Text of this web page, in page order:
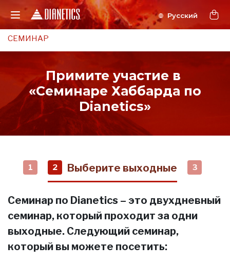
СЕМИНАР
Примите участие в
«Семинаре Хаббарда по
Dianetics»
1 2 Выберите выходные 3
Семинар по Dianetics – это двухдневный
семинар, который проходит за одни
выходные. Следующий семинар,
который вы можете посетить: